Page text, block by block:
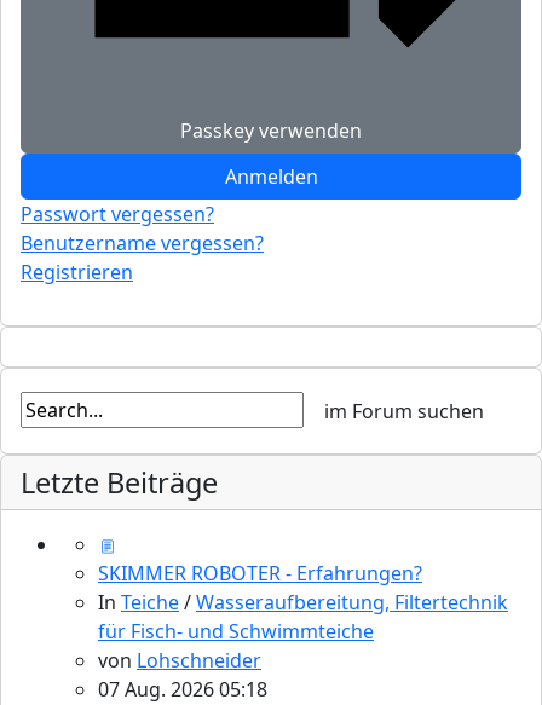
Passkey verwenden
Anmelden
Passwort vergessen?
Benutzername vergessen?
Registrieren
Letzte Beiträge
SKIMMER ROBOTER - Erfahrungen?
In Teiche/Wasseraufbereitung, Filtertechnik
für Fisch- und Schwimmteiche
von Lohschneider
07 Aug. 2026 05:18